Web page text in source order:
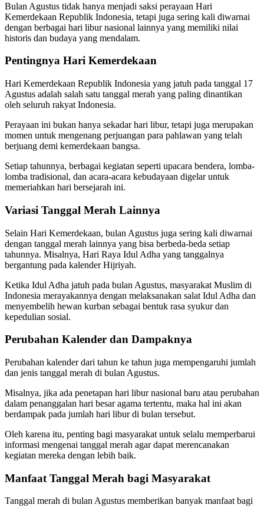
Bulan Agustus tidak hanya menjadi saksi perayaan Hari
Kemerdekaan Republik Indonesia, tetapi juga sering kali diwarnai
dengan berbagai hari libur nasional lainnya yang memiliki nilai
historis dan budaya yang mendalam.
Pentingnya Hari Kemerdekaan
Hari Kemerdekaan Republik Indonesia yang jatuh pada tanggal 17
Agustus adalah salah satu tanggal merah yang paling dinantikan
oleh seluruh rakyat Indonesia.
Perayaan ini bukan hanya sekadar hari libur, tetapi juga merupakan
momen untuk mengenang perjuangan para pahlawan yang telah
berjuang demi kemerdekaan bangsa.
Setiap tahunnya, berbagai kegiatan seperti upacara bendera, lomba-
lomba tradisional, dan acara-acara kebudayaan digelar untuk
memeriahkan hari bersejarah ini.
Variasi Tanggal Merah Lainnya
Selain Hari Kemerdekaan, bulan Agustus juga sering kali diwarnai
dengan tanggal merah lainnya yang bisa berbeda-beda setiap
tahunnya. Misalnya, Hari Raya Idul Adha yang tanggalnya
bergantung pada kalender Hijriyah.
Ketika Idul Adha jatuh pada bulan Agustus, masyarakat Muslim di
Indonesia merayakannya dengan melaksanakan salat Idul Adha dan
menyembelih hewan kurban sebagai bentuk rasa syukur dan
kepedulian sosial.
Perubahan Kalender dan Dampaknya
Perubahan kalender dari tahun ke tahun juga mempengaruhi jumlah
dan jenis tanggal merah di bulan Agustus.
Misalnya, jika ada penetapan hari libur nasional baru atau perubahan
dalam penanggalan hari besar agama tertentu, maka hal ini akan
berdampak pada jumlah hari libur di bulan tersebut.
Oleh karena itu, penting bagi masyarakat untuk selalu memperbarui
informasi mengenai tanggal merah agar dapat merencanakan
kegiatan mereka dengan lebih baik.
Manfaat Tanggal Merah bagi Masyarakat
Tanggal merah di bulan Agustus memberikan banyak manfaat bagi